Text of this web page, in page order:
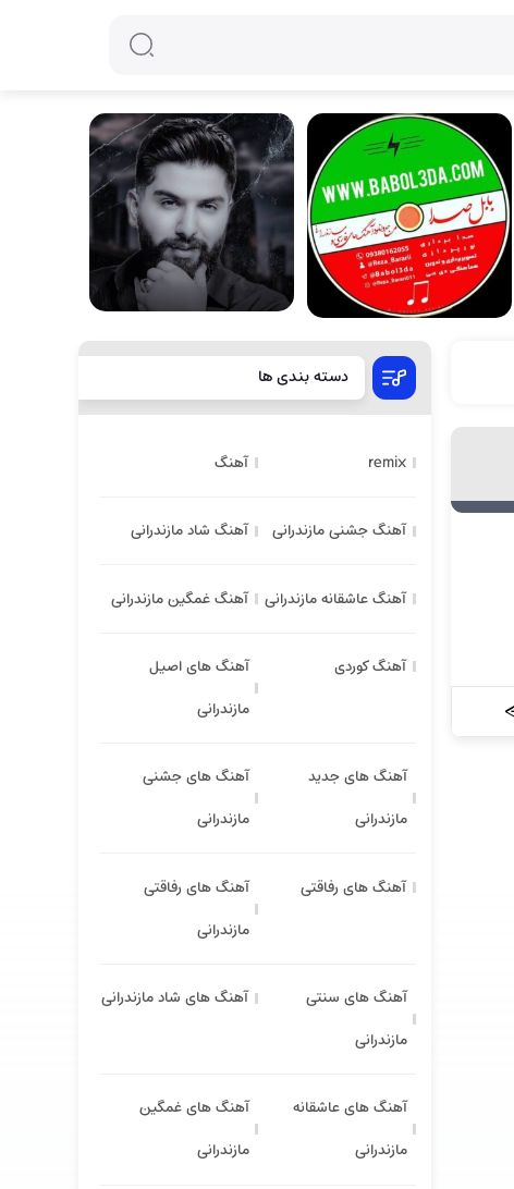
دسته بندی ها
remix آهنگ
آهنگ جشنی مازندرانی آهنگ شاد مازندرانی
آهنگ عاشقانه مازندرانی آهنگ غمگین مازندرانی
آهنگ کوردی
آهنگ های اصیل
مازندرانی
آهنگ های جدید
مازندرانی
آهنگ های جشنی
مازندرانی
آهنگ های رفاقتی
آهنگ های رفاقتی
مازندرانی
آهنگ های سنتی
مازندرانی
آهنگ های شاد مازندرانی
آهنگ های عاشقانه
مازندرانی
آهنگ های غمگین
مازندرانی